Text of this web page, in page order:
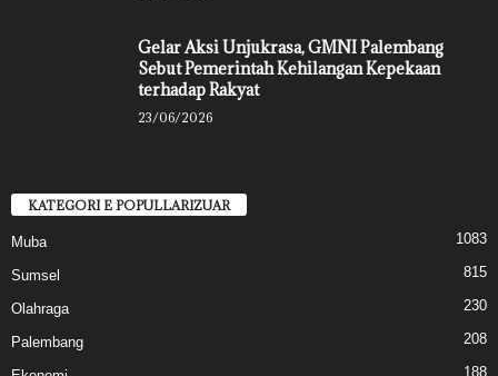
Gelar Aksi Unjukrasa, GMNI Palembang
Sebut Pemerintah Kehilangan Kepekaan
terhadap Rakyat
23/06/2026
KATEGORI E POPULLARIZUAR
Muba 1083
Sumsel 815
Olahraga 230
Palembang 208
188